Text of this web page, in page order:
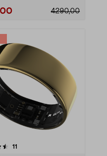
4290,00
11